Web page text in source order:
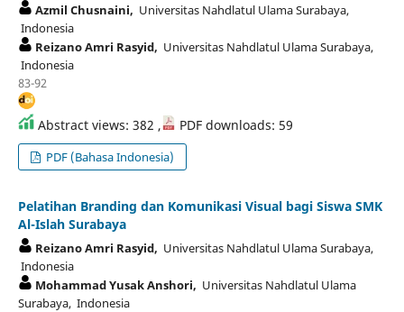
Azmil Chusnaini, Universitas Nahdlatul Ulama Surabaya,
Indonesia
Reizano Amri Rasyid, Universitas Nahdlatul Ulama Surabaya,
Indonesia
83-92
Abstract views: 382 , PDF downloads: 59
PDF (Bahasa Indonesia)
Pelatihan Branding dan Komunikasi Visual bagi Siswa SMK
Al-Islah Surabaya
Reizano Amri Rasyid, Universitas Nahdlatul Ulama Surabaya,
Indonesia
Mohammad Yusak Anshori, Universitas Nahdlatul Ulama
Surabaya, Indonesia